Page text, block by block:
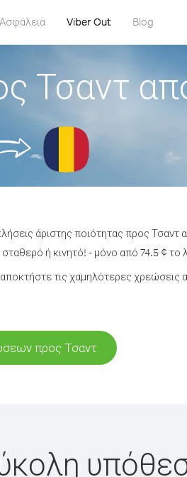
Ασφάλεια Viber Out Blog
Τσαντ
άριστης ποιότητας προς Τσαντ
ή κινητό! - μόνο από 74.5 ¢ το
τις χαμηλότερες χρεώσεις
προς Τσαντ